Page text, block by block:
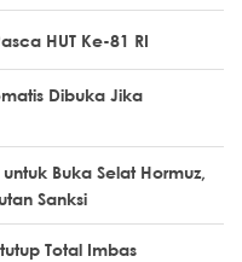
HUT Ke-81 RI
Dibuka Jika
Buka Selat Hormuz,
Sanksi
Total Imbas